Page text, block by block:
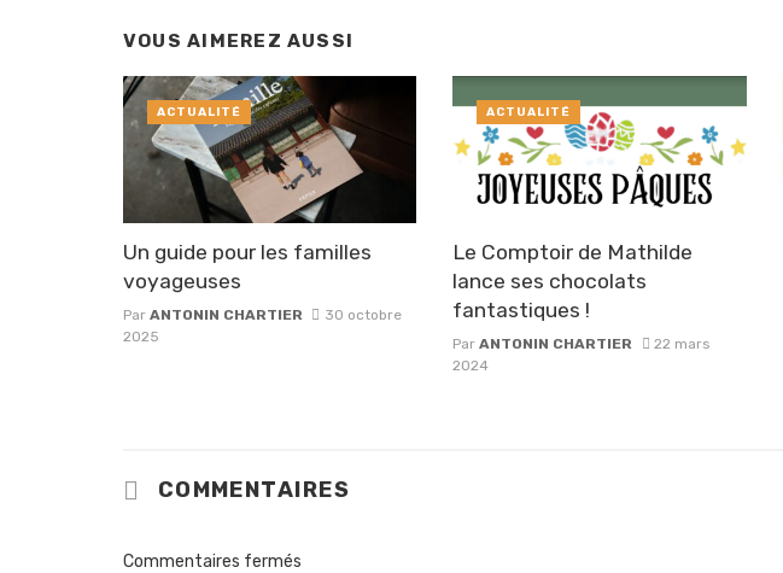
VOUS AIMEREZ AUSSI
Un guide pour les familles
voyageuses
Par ANTONIN CHARTIER
30 octobre
2025
ACTUALITÉ
Le Comptoir de Mathilde
lance ses chocolats
fantastiques !
ParANTONIN CHARTIER
22 mars
2024
ACTUALITÉ
COMMENTAIRES
Commentaires fermés